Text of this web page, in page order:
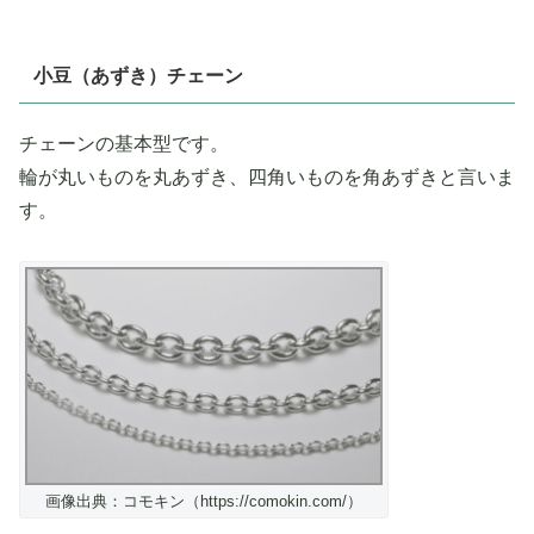
小豆（あずき）チェーン
チェーンの基本型です。
輪が丸いものを丸あずき、四角いものを角あずきと言いま
す。
画像出典：コモキン（https://comokin.com/）